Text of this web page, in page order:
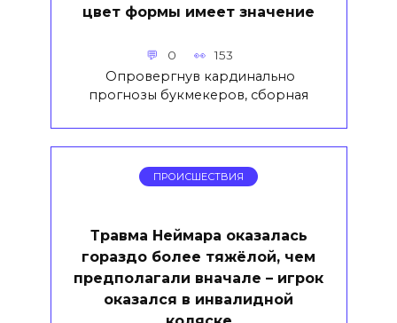
цвет формы имеет значение
0 153
Опровергнув кардинально
прогнозы букмекеров, сборная
ПРОИСШЕСТВИЯ
Травма Неймара оказалась
гораздо более тяжёлой, чем
предполагали вначале – игрок
оказался в инвалидной